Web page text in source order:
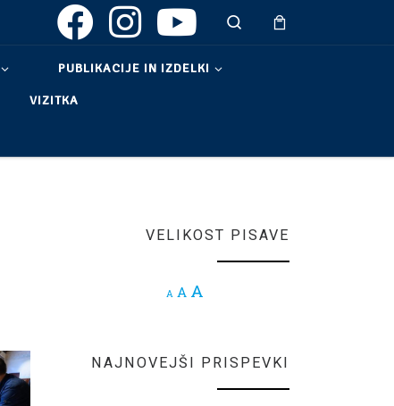
Search
PUBLIKACIJE IN IZDELKI
VIZITKA
VELIKOST PISAVE
A Decrease font size.
A Reset font size.
A
NAJNOVEJŠI PRISPEVKI